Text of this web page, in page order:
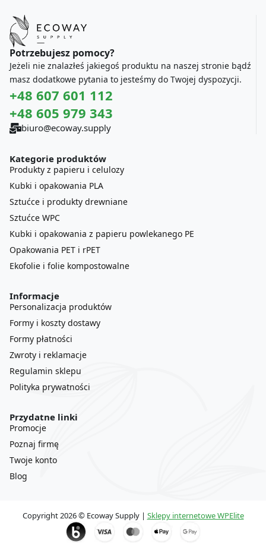
Potrzebujesz pomocy?
Jeżeli nie znalazłeś jakiegoś produktu na naszej stronie bądź
masz dodatkowe pytania to jesteśmy do Twojej dyspozycji.
+48 607 601 112
+48 605 979 343
biuro@ecoway.supply
Kategorie produktów
Produkty z papieru i celulozy
Kubki i opakowania PLA
Sztućce i produkty drewniane
Sztućce WPC
Kubki i opakowania z papieru powlekanego PE
Opakowania PET i rPET
Ekofolie i folie kompostowalne
Informacje
Personalizacja produktów
Formy i koszty dostawy
Formy płatności
Zwroty i reklamacje
Regulamin sklepu
Polityka prywatności
Przydatne linki
Promocje
Poznaj firmę
Twoje konto
Blog
Copyright 2026 © Ecoway Supply | Sklepy internetowe WPElite